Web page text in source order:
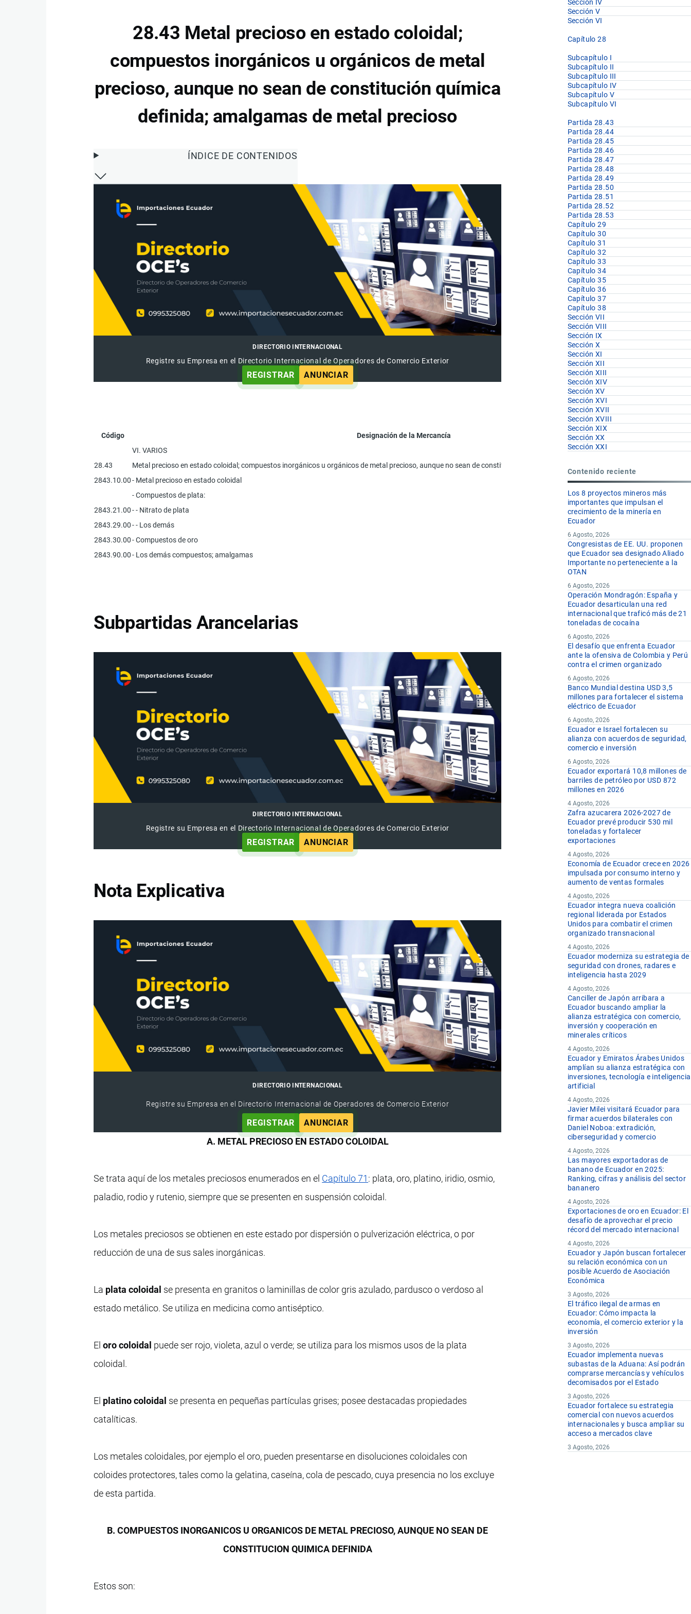
28.43 Metal precioso en estado coloidal;
compuestos inorgánicos u orgánicos de metal
precioso, aunque no sean de constitución química
definida; amalga­mas de metal precioso
ÍNDICE DE CONTENIDOS
DIRECTORIO INTERNACIONAL
Registre su Empresa en el Directorio Internacional de Operadores de Comercio Exterior
REGISTRAR ANUNCIAR
Código Designación de la Mercancía
U.F
VI. VARIOS
28.43
Metal precioso en estado coloidal; compuestos inorgánicos u orgánicos de metal precioso, aunque no sean de constitución química definida; amalga­mas de metal precioso.
2843.10.00- Metal precioso en estado coloidal
kg
- Compuestos de plata:
2843.21.00- - Nitrato de plata
2843.29.00- - Los demás
2843.30.00- Compuestos de oro
kg
2843.90.00- Los demás compuestos; amalgamas kg
Subpartidas Arancelarias
DIRECTORIO INTERNACIONAL
Registre su Empresa en el Directorio Internacional de Operadores de Comercio Exterior
REGISTRAR ANUNCIAR
Nota Explicativa
DIRECTORIO INTERNACIONAL
Registre su Empresa en el Directorio Internacional de Operadores de Comercio Exterior
REGISTRAR ANUNCIAR
A. METAL PRECIOSO EN ESTADO COLOIDAL
Se trata aquí de los metales preciosos enumerados en el Capítulo 71: plata, oro, platino, iridio, osmio,
paladio, rodio y rutenio, siempre que se presenten en suspensión coloidal.
Los metales preciosos se obtienen en este estado por dispersión o pulverización eléctrica, o por
reducción de una de sus sales inorgánicas.
La plata coloidal se presenta en granitos o laminillas de color gris azulado, pardusco o verdoso al
estado metálico. Se utiliza en medicina como antiséptico.
Eloro coloidal puede ser rojo, violeta, azul o verde; se utiliza para los mismos usos de la plata
coloidal.
El platino coloidal se presenta en pequeñas partículas grises; posee destacadas propiedades
catalíticas.
Los metales coloidales, por ejemplo el oro, pueden presentarse en disoluciones coloidales con
coloides protectores, tales como la gelatina, caseína, cola de pescado, cuya presencia no los excluye
de esta partida.
B. COMPUESTOS INORGANICOS U ORGANICOS DE METAL PRECIOSO, AUNQUE NO SEAN DE
CONSTITUCION QUIMICA DEFINIDA
Estos son:
Sección IV
Sección V
Sección VI
Capítulo 28
Subcapítulo I
Subcapítulo II
Subcapítulo III
Subcapítulo IV
Subcapítulo V
Subcapítulo VI
Partida 28.43
Partida 28.44
Partida 28.45
Partida 28.46
Partida 28.47
Partida 28.48
Partida 28.49
Partida 28.50
Partida 28.51
Partida 28.52
Partida 28.53
Capítulo 29
Capítulo 30
Capítulo 31
Capítulo 32
Capítulo 33
Capítulo 34
Capítulo 35
Capítulo 36
Capítulo 37
Capítulo 38
Sección VII
Sección VIII
Sección IX
Sección X
Sección XI
Sección XII
Sección XIII
Sección XIV
Sección XV
Sección XVI
Sección XVII
Sección XVIII
Sección XIX
Sección XX
Sección XXI
Contenido reciente
Los 8 proyectos mineros más
importantes que impulsan el
crecimiento de la minería en
Ecuador
6 Agosto, 2026
Congresistas de EE. UU. proponen
que Ecuador sea designado Aliado
Importante no perteneciente a la
OTAN
6 Agosto, 2026
Operación Mondragón: España y
Ecuador desarticulan una red
internacional que traficó más de 21
toneladas de cocaína
6 Agosto, 2026
El desafío que enfrenta Ecuador
ante la ofensiva de Colombia y Perú
contra el crimen organizado
6 Agosto, 2026
Banco Mundial destina USD 3,5
millones para fortalecer el sistema
eléctrico de Ecuador
6 Agosto, 2026
Ecuador e Israel fortalecen su
alianza con acuerdos de seguridad,
comercio e inversión
6 Agosto, 2026
Ecuador exportará 10,8 millones de
barriles de petróleo por USD 872
millones en 2026
4 Agosto, 2026
Zafra azucarera 2026-2027 de
Ecuador prevé producir 530 mil
toneladas y fortalecer
exportaciones
4 Agosto, 2026
Economía de Ecuador crece en 2026
impulsada por consumo interno y
aumento de ventas formales
4 Agosto, 2026
Ecuador integra nueva coalición
regional liderada por Estados
Unidos para combatir el crimen
organizado transnacional
4 Agosto, 2026
Ecuador moderniza su estrategia de
seguridad con drones, radares e
inteligencia hasta 2029
4 Agosto, 2026
Canciller de Japón arribara a
Ecuador buscando ampliar la
alianza estratégica con comercio,
inversión y cooperación en
minerales críticos
4 Agosto, 2026
Ecuador y Emiratos Árabes Unidos
amplían su alianza estratégica con
inversiones, tecnología e inteligencia
artificial
4 Agosto, 2026
Javier Milei visitará Ecuador para
firmar acuerdos bilaterales con
Daniel Noboa: extradición,
ciberseguridad y comercio
4 Agosto, 2026
Las mayores exportadoras de
banano de Ecuador en 2025:
Ranking, cifras y análisis del sector
bananero
4 Agosto, 2026
Exportaciones de oro en Ecuador: El
desafío de aprovechar el precio
récord del mercado internacional
4 Agosto, 2026
Ecuador y Japón buscan fortalecer
su relación económica con un
posible Acuerdo de Asociación
Económica
3 Agosto, 2026
El tráfico ilegal de armas en
Ecuador: Cómo impacta la
economía, el comercio exterior y la
inversión
3 Agosto, 2026
Ecuador implementa nuevas
subastas de la Aduana: Así podrán
comprarse mercancías y vehículos
decomisados por el Estado
3 Agosto, 2026
Ecuador fortalece su estrategia
comercial con nuevos acuerdos
internacionales y busca ampliar su
acceso a mercados clave
3 Agosto, 2026